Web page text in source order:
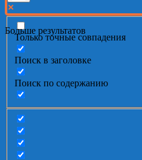
Больше результатов
Только точные совпадения
Поиск в заголовке
Поиск по содержанию